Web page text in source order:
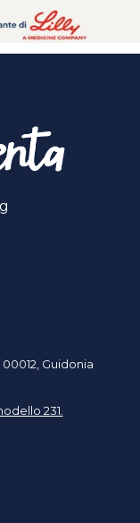
Guidonia
231.